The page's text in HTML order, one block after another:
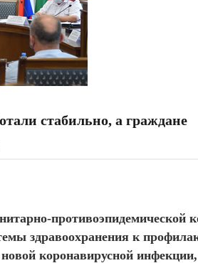
стабильно, а граждане
противоэпидемической
здравоохранения к
коронавирусной инфекции,